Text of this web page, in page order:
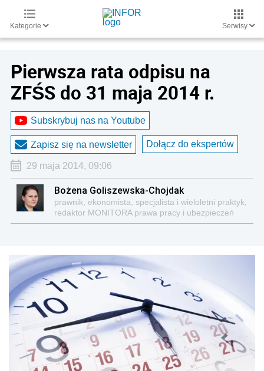
Kategorie Serwisy
Pierwsza rata odpisu na
ZFŚS do 31 maja 2014 r.
Subskrybuj nas na Youtube
Zapisz się na newsletter Dołącz do ekspertów
29 maja 2014, 09:06
Bożena Goliszewska-Chojdak
prawnik, ekonomista, specjalista i wieloletni praktyk,
redaktor MONITORA prawa pracy i ubezpieczeń